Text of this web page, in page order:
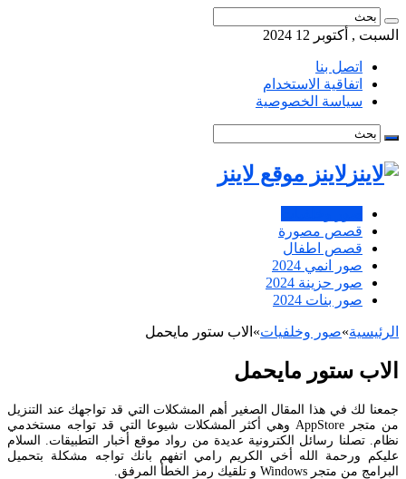
السبت , أكتوبر 12 2024
اتصل بنا
اتفاقية الاستخدام
سياسة الخصوصية
لاينز موقع لاينز
قصص مصورة
قصص اطفال
صور انمي 2024
صور حزينة 2024
صور بنات 2024
الرئيسية»صور وخلفيات» الاب ستور مايحمل
الاب ستور مايحمل
جمعنا لك في هذا المقال الصغير أهم المشكلات التي قد تواجهك عند التنزيل
من متجر AppStore وهي أكثر المشكلات شيوعا التي قد تواجه مستخدمي
نظام. تصلنا رسائل الكترونية عديدة من رواد موقع أخبار التطبيقات. السلام
عليكم ورحمة الله أخي الكريم رامي اتفهم بانك تواجه مشكلة بتحميل
البرامج من متجر Windows و تلقيك رمز الخطأ المرفق.